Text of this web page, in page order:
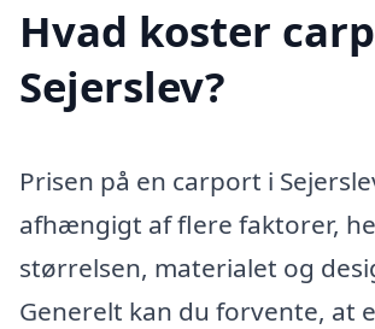
Hvad koster
Sejerslev?
Prisen på en carport i
afhængigt af flere faktorer,
størrelsen, materialet og
Generelt kan du forvente, at